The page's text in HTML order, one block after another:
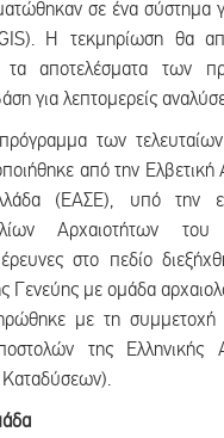
σε ένα σύστημα
Η τεκμηρίωση θα
αποτελέσματα των
για λεπτομερείς
των
από την Ελβετική
(EΑΣΕ), υπό την
Αρχαιοτήτων του
στο πεδίο
Γενεύης με ομάδα
με τη συμμετοχή
της Ελληνικής